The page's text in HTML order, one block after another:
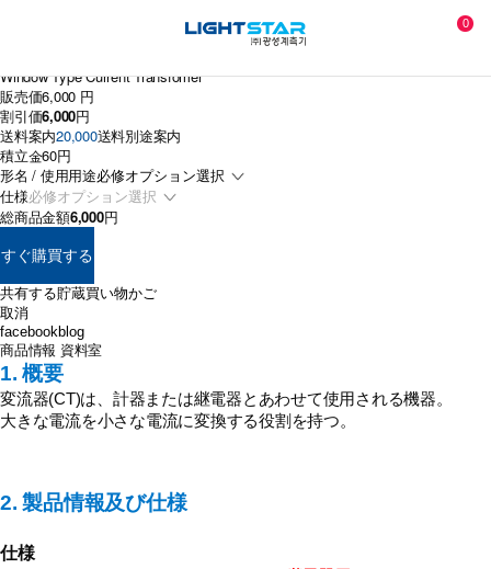
0
Window Type Current Transfomer
販売価6,000 円
割引価6,000円
送料案内20,000送料別途案内
積立金60円
形名 / 使用用途
仕様
総商品金額6,000円
すぐ購買する
共有する貯蔵買い物かご
取消
facebookblog
商品情報 資料室
1. 概要
変流器(CT)は、計器または継電器とあわせて使用される機器。
大きな電流を小さな電流に変換する役割を持つ。
2. 製品情報及び仕様
仕様